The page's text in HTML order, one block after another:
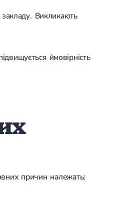
Викликають
ймовірність
причин належать: